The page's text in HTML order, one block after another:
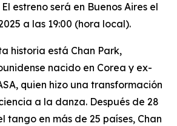
estreno será en Buenos Aires el
a las 19:00 (hora local).
historia está Chan Park,
nacido en Corea y ex-
quien hizo una transformación
a la danza. Después de 28
tango en más de 25 países, Chan